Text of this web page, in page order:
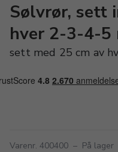
Sølvrør, sett
hver 2-3-4-5
sett med 25 cm av
Varenr. 400400 – På lager